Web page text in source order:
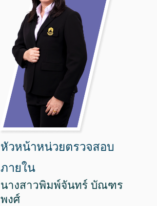
หัวหน้าหน่วยตรวจสอบ
ภายใน
นางสาวพิมพ์จันทร์ บัณฑร
พงศ์